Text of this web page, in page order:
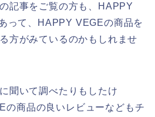
記事をご覧の方も、HAPPY
って、HAPPY VEGEの商品を
方がみているのかもしれませ
聞いて調べたりもしたけ
の商品の良いレビューなどもチ